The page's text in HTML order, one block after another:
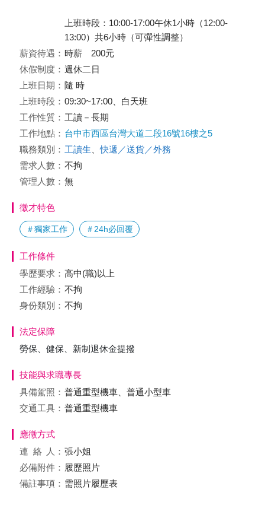
上班時段：10:00-17:00午休1小時（12:00-
13:00）共6小時（可彈性調整）
薪資待遇： 時薪 200元
休假制度： 週休二日
上班日期： 隨 時
上班時段： 09:30~17:00、白天班
工作性質： 工讀－長期
工作地點： 台中市西區台灣大道二段16號16樓之5
職務類別： 工讀生 、快遞／送貨／外務
需求人數： 不拘
管理人數： 無
徵才特色
＃獨家工作 ＃24h必回覆
工作條件
學歷要求： 高中(職)以上
工作經驗： 不拘
身份類別： 不拘
法定保障
勞保、健保、新制退休金提撥
技能與求職專長
具備駕照： 普通重型機車、普通小型車
交通工具： 普通重型機車
應徵方式
連絡
人： 張小姐
必備附件： 履歷照片
備註事項： 需照片履歷表